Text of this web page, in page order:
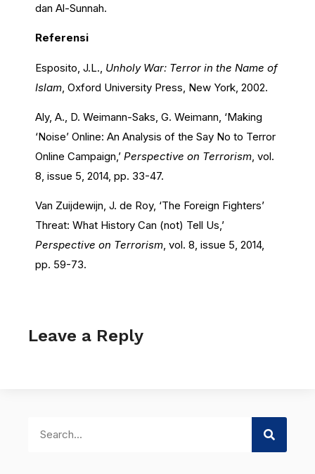
dan Al-Sunnah.
Referensi
Esposito, J.L., Unholy War: Terror in the Name of
Islam , Oxford University Press, New York, 2002.
Aly, A., D. Weimann-Saks, G. Weimann, ‘Making
‘Noise’ Online: An Analysis of the Say No to Terror
Online Campaign,’ Perspective on Terrorism, vol.
8, issue 5, 2014, pp. 33-47.
Van Zuijdewijn, J. de Roy, ‘The Foreign Fighters’
Threat: What History Can (not) Tell Us,’
Perspective on Terrorism, vol. 8, issue 5, 2014,
pp. 59-73.
Leave a Reply